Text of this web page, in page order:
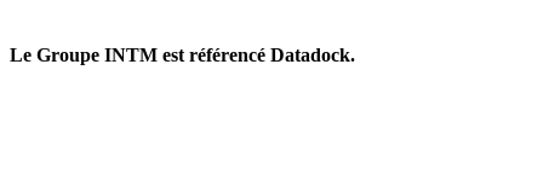
Le Groupe INTM est référencé Datadock.